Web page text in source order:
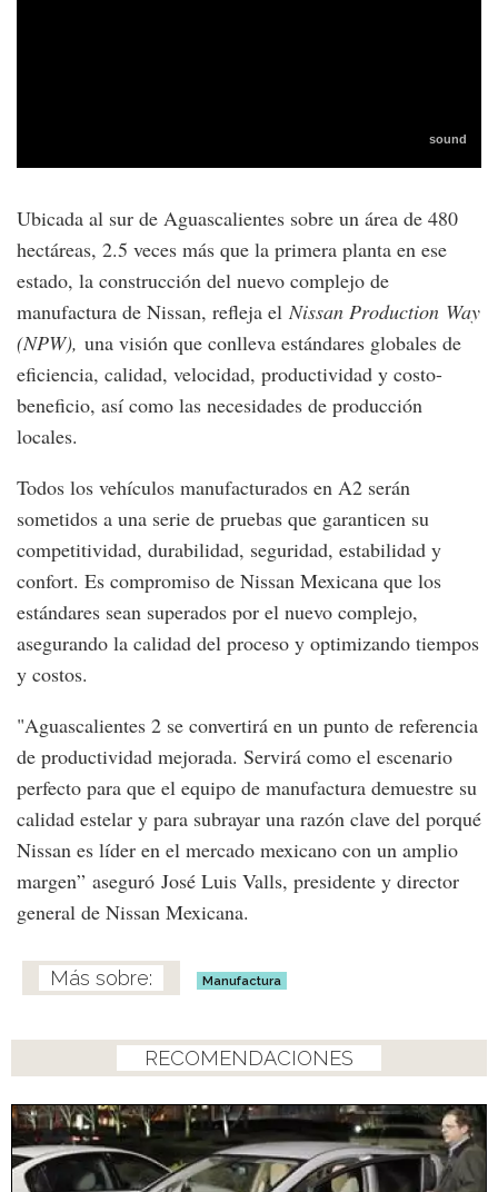
Ubicada al sur de Aguascalientes sobre un área de 480
hectáreas, 2.5 veces más que la primera planta en ese
estado, la construcción del nuevo complejo de
manufactura de Nissan, refleja elNissan Production Way
(NPW), una visión que conlleva estándares globales de
eficiencia, calidad, velocidad, productividad y costo-
beneficio, así como las necesidades de producción
locales.
Todos los vehículos manufacturados en A2 serán
sometidos a una serie de pruebas que garanticen su
competitividad, durabilidad, seguridad, estabilidad y
confort. Es compromiso de Nissan Mexicana que los
estándares sean superados por el nuevo complejo,
asegurando la calidad del proceso y optimizando tiempos
y costos.
"Aguascalientes 2 se convertirá en un punto de referencia
de productividad mejorada. Servirá como el escenario
perfecto para que el equipo de manufactura demuestre su
calidad estelar y para subrayar una razón clave del porqué
Nissan es líder en el mercado mexicano con un amplio
margen” aseguró José Luis Valls, presidente y director
general de Nissan Mexicana.
Manufactura
RECOMENDACIONES